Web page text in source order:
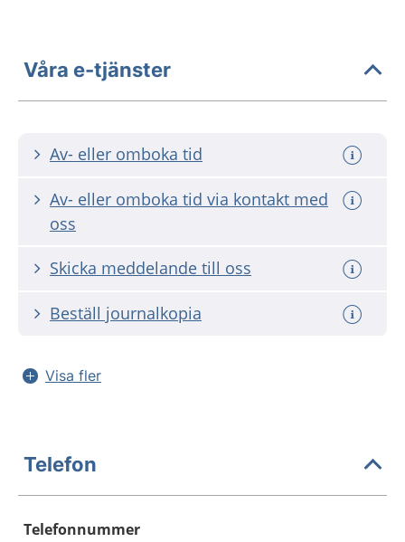
Våra e-tjänster
Av- eller omboka tid
Av- eller omboka tid via kontakt med
oss
Skicka meddelande till oss
Beställ journalkopia
Visa fler
Telefon
Telefonnummer